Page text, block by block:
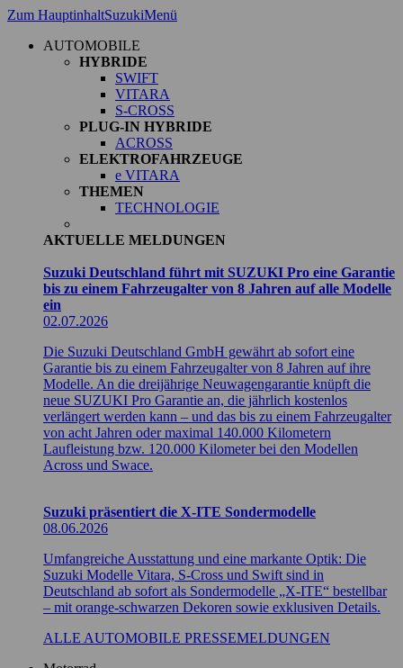
Zum HauptinhaltSuzukiMenü
AUTOMOBILE
HYBRIDE
SWIFT
VITARA
S-CROSS
PLUG-IN HYBRIDE
ACROSS
ELEKTROFAHRZEUGE
e VITARA
THEMEN
TECHNOLOGIE
AKTUELLE MELDUNGEN
Suzuki Deutschland führt mit SUZUKI Pro eine Garantie
bis zu einem Fahrzeugalter von 8 Jahren auf alle Modelle
ein
02.07.2026
Die Suzuki Deutschland GmbH gewährt ab sofort eine
Garantie bis zu einem Fahrzeugalter von 8 Jahren auf ihre
Modelle. An die dreijährige Neuwagengarantie knüpft die
neue SUZUKI Pro Garantie an, die jährlich kostenlos
verlängert werden kann – und das bis zu einem Fahrzeugalter
von acht Jahren oder maximal 140.000 Kilometern
Laufleistung bzw. 120.000 Kilometer bei den Modellen
Across und Swace.
Suzuki präsentiert die X-ITE Sondermodelle
08.06.2026
Umfangreiche Ausstattung und eine markante Optik: Die
Suzuki Modelle Vitara, S-Cross und Swift sind in
Deutschland ab sofort als Sondermodelle „X-ITE“ bestellbar
– mit orange-schwarzen Dekoren sowie exklusiven Details.
ALLE AUTOMOBILE PRESSEMELDUNGEN